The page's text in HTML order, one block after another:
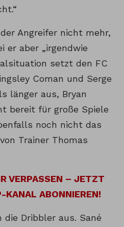
Angreifer nicht mehr,
er aber „irgendwie
setzt den FC
Coman und Serge
länger aus, Bryan
bereit für große Spiele
noch nicht das
Trainer Thomas
VERPASSEN – JETZT
KANAL ABONNIEREN!
die Dribbler aus. Sané